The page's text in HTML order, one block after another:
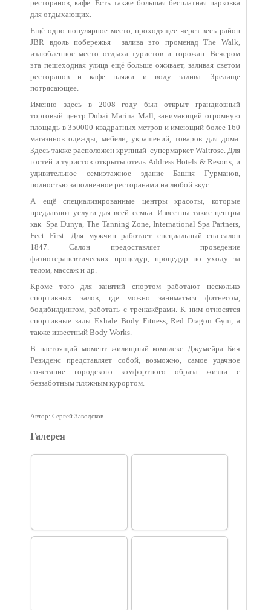
ресторанов, кафе. Есть также большая бесплатная парковка
для отдыхающих.
Ещё одно популярное место, проходящее через весь район
JBR вдоль побережья залива это променад The Walk,
излюбленное место отдыха туристов и горожан. Вечером
эта пешеходная улица ещё больше оживает, заливая светом
ресторанов и кафе пляжи и воду залива. Зрелище
потрясающее.
Именно здесь в 2008 году был открыт грандиозный
торговый центр Dubai Marina Mall, занимающий огромную
площадь в 350000 квадратных метров и имеющий более 160
магазинов одежды, мебели, украшений, товаров для дома.
Здесь также расположен крупный супермаркет Waitrose. Для
гостей и туристов открыты отель Address Hotels & Resorts, и
удивительное семиэтажное здание Башня Гурманов,
полностью заполненное ресторанами на любой вкус.
А ещё специализированные центры красоты, которые
предлагают услуги для всей семьи. Известны такие центры
как Spa Dunya, The Tanning Zone, International Spa Partners,
Feet First. Для мужчин работает специальный спа-салон
1847. Салон предоставляет проведение
физиотерапевтических процедур, процедур по уходу за
телом, массаж и др.
Кроме того для занятий спортом работают несколько
спортивных залов, где можно заниматься фитнесом,
бодибилдингом, работать с тренажёрами. К ним относятся
спортивные залы Exhale Body Fitness, Red Dragon Gym, а
также известный Body Works.
В настоящий момент жилищный комплекс Джумейра Бич
Резиденс представляет собой, возможно, самое удачное
сочетание городского комфортного образа жизни с
беззаботным пляжным курортом.
Автор: Сергей Заводсков
Галерея